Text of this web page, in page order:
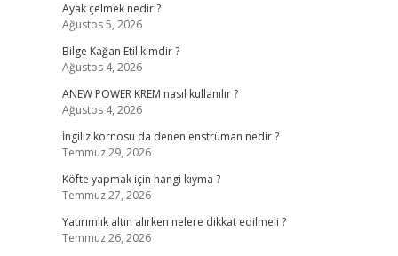
Ayak çelmek nedir ?
Ağustos 5, 2026
Bilge Kağan Etil kimdir ?
Ağustos 4, 2026
ANEW POWER KREM nasıl kullanılır ?
Ağustos 4, 2026
İngiliz kornosu da denen enstrüman nedir ?
Temmuz 29, 2026
Köfte yapmak için hangi kıyma ?
Temmuz 27, 2026
Yatırımlık altın alırken nelere dikkat edilmeli ?
Temmuz 26, 2026